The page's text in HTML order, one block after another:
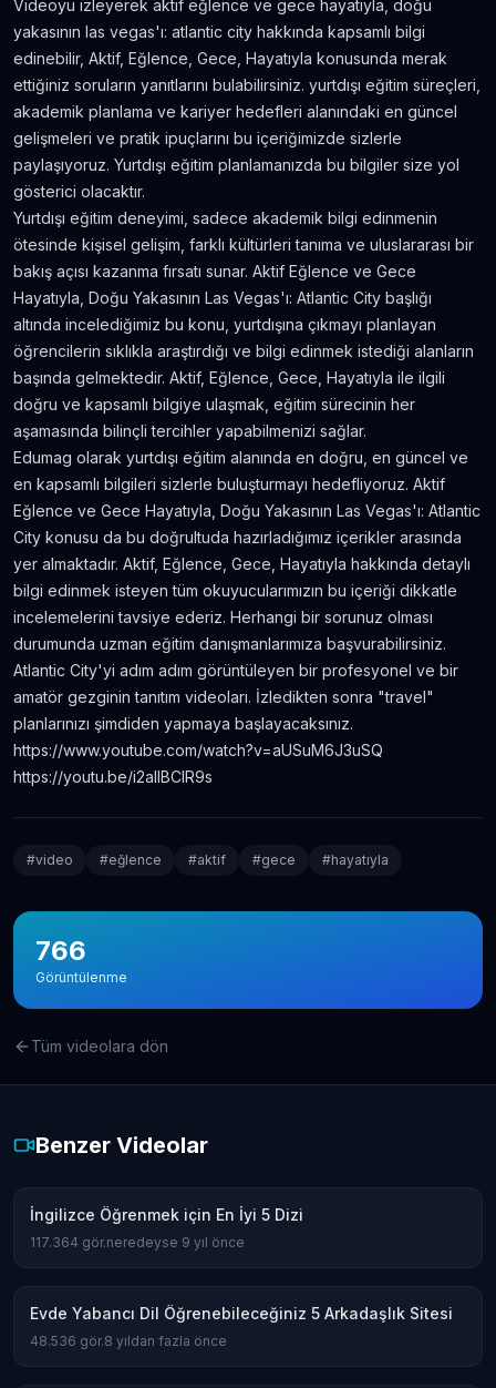
Kanada’da İyi Para Kazandıran 10 İş
5.381gör. yaklaşık 8 yıl önce
Dil Öğrenmeye Nereden Başlamalı?
4.815 gör.neredeyse 8 yıl önce
Kanada Aylık Yaşam Masrafları | Toronto Pahalı
Mı?
4.809 gör. 8 yıldan fazla önce
Videoyu izleyerek aktif eğlence ve gece hayatıyla, doğu
yakasının las vegas'ı: atlantic city hakkında kapsamlı bilgi
edinebilir, Aktif, Eğlence, Gece, Hayatıyla konusunda merak
ettiğiniz soruların yanıtlarını bulabilirsiniz. yurtdışı eğitim süreçleri,
akademik planlama ve kariyer hedefleri alanındaki en güncel
gelişmeleri ve pratik ipuçlarını bu içeriğimizde sizlerle
paylaşıyoruz. Yurtdışı eğitim planlamanızda bu bilgiler size yol
gösterici olacaktır.
Yurtdışı eğitim deneyimi, sadece akademik bilgi edinmenin
ötesinde kişisel gelişim, farklı kültürleri tanıma ve uluslararası bir
bakış açısı kazanma fırsatı sunar. Aktif Eğlence ve Gece
Hayatıyla, Doğu Yakasının Las Vegas'ı: Atlantic City başlığı
altında incelediğimiz bu konu, yurtdışına çıkmayı planlayan
öğrencilerin sıklıkla araştırdığı ve bilgi edinmek istediği alanların
başında gelmektedir. Aktif, Eğlence, Gece, Hayatıyla ile ilgili
doğru ve kapsamlı bilgiye ulaşmak, eğitim sürecinin her
aşamasında bilinçli tercihler yapabilmenizi sağlar.
Edumag olarak yurtdışı eğitim alanında en doğru, en güncel ve
en kapsamlı bilgileri sizlerle buluşturmayı hedefliyoruz. Aktif
Eğlence ve Gece Hayatıyla, Doğu Yakasının Las Vegas'ı: Atlantic
City konusu da bu doğrultuda hazırladığımız içerikler arasında
yer almaktadır. Aktif, Eğlence, Gece, Hayatıyla hakkında detaylı
bilgi edinmek isteyen tüm okuyucularımızın bu içeriği dikkatle
incelemelerini tavsiye ederiz. Herhangi bir sorunuz olması
durumunda uzman eğitim danışmanlarımıza başvurabilirsiniz.
Atlantic City'yi adım adım görüntüleyen bir profesyonel ve bir
amatör gezginin tanıtım videoları. İzledikten sonra "travel"
planlarınızı şimdiden yapmaya başlayacaksınız.
https://www.youtube.com/watch?v=aUSuM6J3uSQ
https://youtu.be/i2aIlBClR9s
#video #eğlence #aktif #gece #hayatıyla
766
Görüntülenme
Tüm videolara dön
Benzer Videolar
İngilizce Öğrenmek için En İyi 5 Dizi
117.364 gör.neredeyse 9 yıl önce
Evde Yabancı Dil Öğrenebileceğiniz 5 Arkadaşlık Sitesi
48.536 gör.8 yıldan fazla önce